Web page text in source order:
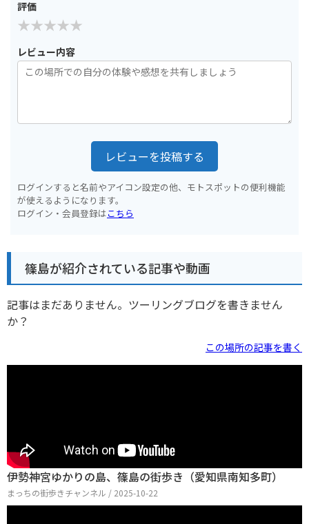
評価
レビュー内容
レビューを投稿する
ログインすると名前やアイコン設定の他、モトスポットの便利機能
が使えるようになります。
ログイン・会員登録はこちら
篠島が紹介されている記事や動画
記事はまだありません。ツーリングブログを書きません
か？
この場所の記事を書く
伊勢神宮ゆかりの島、篠島の街歩き（愛知県南知多町）
まっちの街歩きチャンネル / 2025-10-22